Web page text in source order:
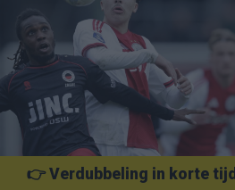
👉 Verdubbeling in korte tijd